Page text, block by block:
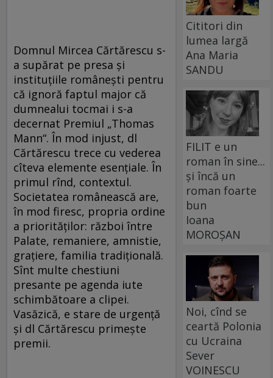
Domnul Mircea Cărtărescu s-
a supărat pe presa și
instituțiile românești pentru
că ignoră faptul major că
dumnealui tocmai i s-a
decernat Premiul „Thomas
Mann“. În mod injust, dl
Cărtărescu trece cu vederea
cîteva elemente esențiale. În
primul rînd, contextul.
Societatea românească are,
în mod firesc, propria ordine
a priorităților: război între
Palate, remaniere, amnistie,
grațiere, familia tradițională.
Sînt multe chestiuni
presante pe agenda iute
schimbătoare a clipei.
Vasăzică, e stare de urgență
și dl Cărtărescu primește
premii.
Cititori din
lumea largă
Ana Maria
SANDU
FILIT e un
roman în sine...
și încă un
roman foarte
bun
Ioana
MOROȘAN
Noi, cînd se
ceartă Polonia
cu Ucraina
Sever
VOINESCU